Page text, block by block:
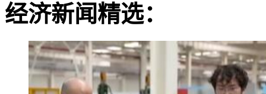
经济新闻精选：